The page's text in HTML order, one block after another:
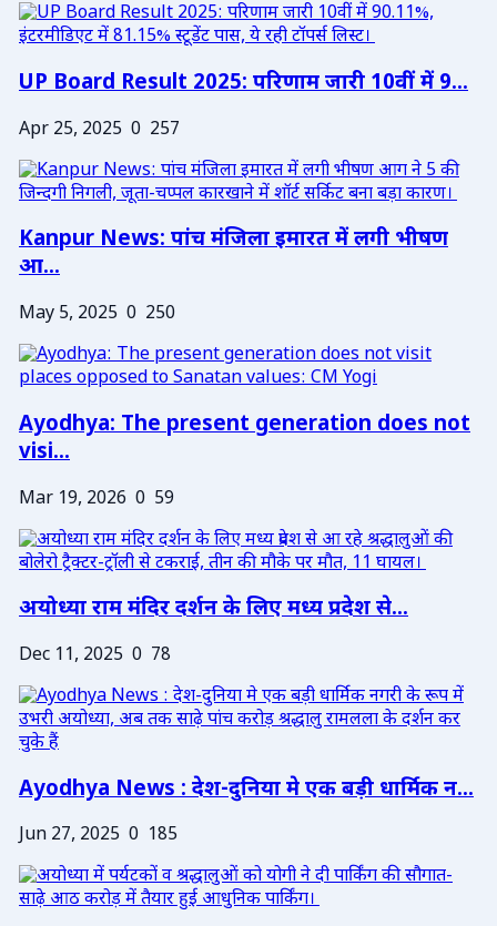
UP Board Result 2025: परिणाम जारी 10वीं में 9...
Apr 25, 2025 0 257
Kanpur News: पांच मंजिला इमारत में लगी भीषण
आ...
May 5, 2025 0 250
Ayodhya: The present generation does not
visi...
Mar 19, 2026 0 59
अयोध्या राम मंदिर दर्शन के लिए मध्य प्रदेश से...
Dec 11, 2025 0 78
Ayodhya News : देश-दुनिया मे एक बड़ी धार्मिक न...
Jun 27, 2025 0 185